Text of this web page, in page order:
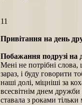
11
Привітання на день
Побажання подрузі на
Мені не потрібні слова,
зараз, і буду говорити
наші долі, міцніші за
всесвітнім днем
ставала з роками тільки